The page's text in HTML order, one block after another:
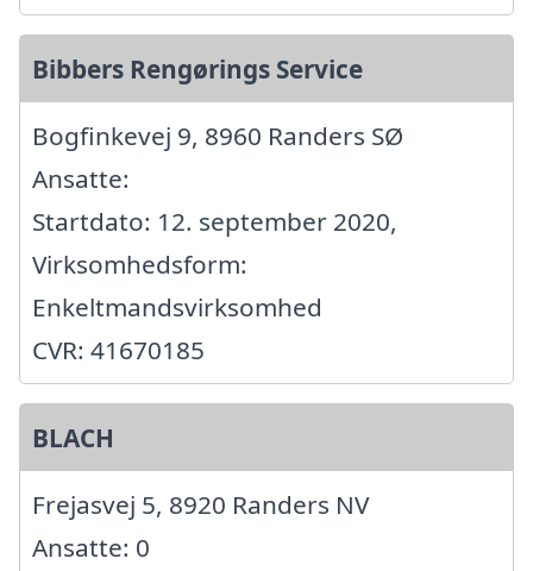
Bibbers Rengørings Service
Bogfinkevej 9, 8960 Randers SØ
Ansatte:
Startdato: 12. september 2020,
Virksomhedsform:
Enkeltmandsvirksomhed
CVR: 41670185
BLACH
Frejasvej 5, 8920 Randers NV
Ansatte: 0